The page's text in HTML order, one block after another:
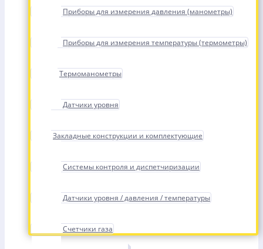
Приборы для измерения давления (манометры)
Приборы для измерения температуры (термометры)
Термоманометры
Датчики уровня
Закладные конструкции и комплектующие
Системы контроля и диспетчиризации
Датчики уровня / давления / температуры
Счетчики газа